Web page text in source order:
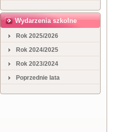
Wydarzenia szkolne
Rok 2025/2026
Rok 2024/2025
Rok 2023/2024
Poprzednie lata